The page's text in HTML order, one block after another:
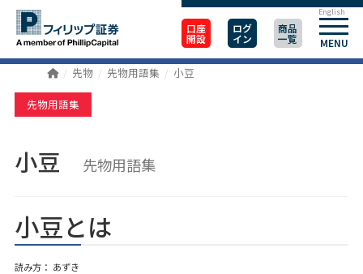
口座
開設
ログ
イン
商品
一覧 MENU
English
先物 先物用語集 小豆
先物用語集
小豆 先物用語集
小豆とは
読み方： あずき